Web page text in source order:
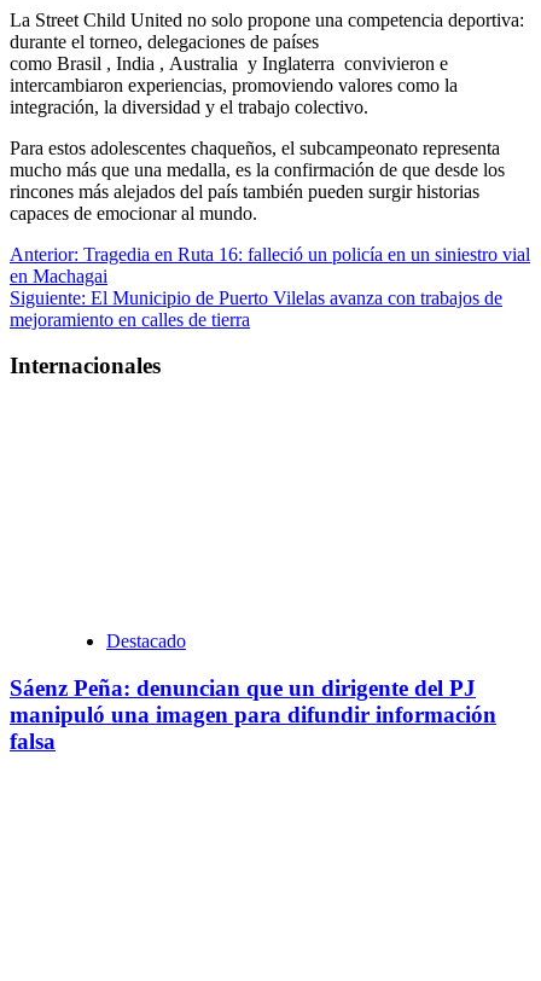
La Street Child United no solo propone una competencia deportiva:
durante el torneo, delegaciones de países
como Brasil , India , Australia y Inglaterra convivieron e
intercambiaron experiencias, promoviendo valores como la
integración, la diversidad y el trabajo colectivo.
Para estos adolescentes chaqueños, el subcampeonato representa
mucho más que una medalla, es la confirmación de que desde los
rincones más alejados del país también pueden surgir historias
capaces de emocionar al mundo.
Navegación
de
entradas
Anterior: Tragedia en Ruta 16: falleció un policía en un siniestro vial
en Machagai
Siguiente: El Municipio de Puerto Vilelas avanza con trabajos de
mejoramiento en calles de tierra
Internacionales
Destacado
Sáenz Peña: denuncian que un dirigente del PJ
manipuló una imagen para difundir información
falsa